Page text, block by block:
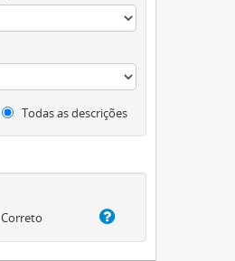
Todas as descrições
Correto